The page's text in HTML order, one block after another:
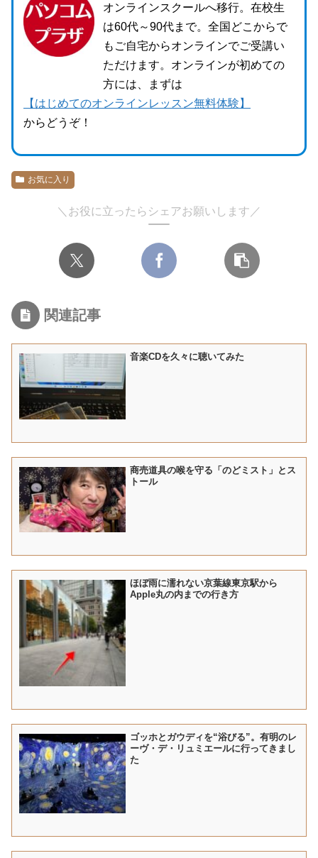
オンラインスクールへ移行。在校生
は60代～90代まで。全国どこからで
もご自宅からオンラインでご受講い
ただけます。オンラインが初めての
方には、まずは
【はじめてのオンラインレッスン無料体験】
からどうぞ！
お気に入り
＼お役に立ったらシェアお願いします／
関連記事
音楽CDを久々に聴いてみた
商売道具の喉を守る「のどミスト」とス
トール
ほぼ雨に濡れない京葉線東京駅から
Apple丸の内までの行き方
ゴッホとガウディを“浴びる”。有明のレ
ーヴ・デ・リュミエールに行ってきまし
た